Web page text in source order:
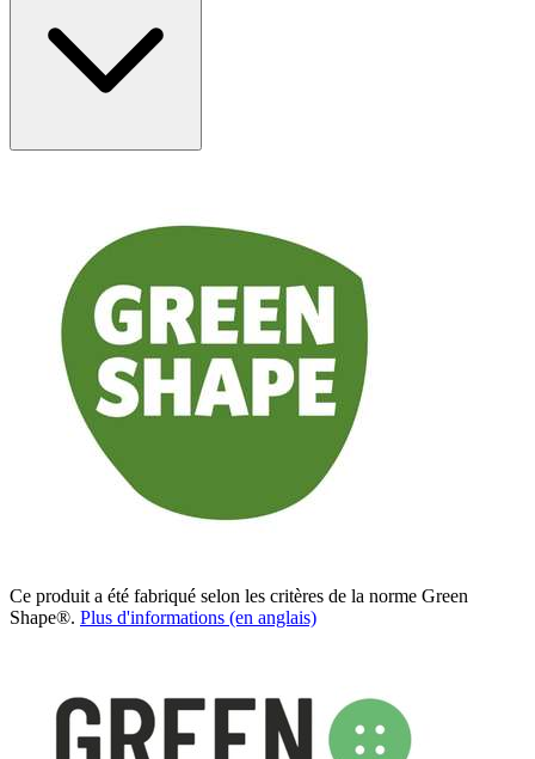
Ce produit a été fabriqué selon les critères de la norme Green
Shape®. Plus d'informations (en anglais)